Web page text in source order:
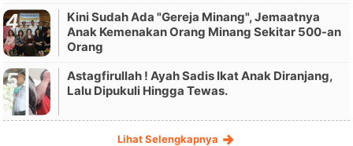
Kini Sudah Ada "Gereja Minang", Jemaatnya
Anak Kemenakan Orang Minang Sekitar 500-an
Orang
Astagfirullah ! Ayah Sadis Ikat Anak Diranjang,
Lalu Dipukuli Hingga Tewas.
Lihat Selengkapnya